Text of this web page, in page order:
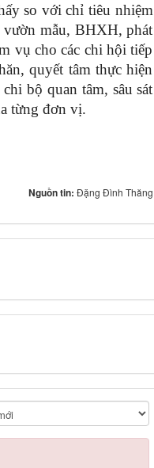
so với chỉ tiêu nhiệm
mẫu, BHXH, phát
vụ cho các chi hội tiếp
quyết tâm thực hiện
bộ quan tâm, sâu sát
từng đơn vị.
Nguồn tin: Đặng Đình Thăng